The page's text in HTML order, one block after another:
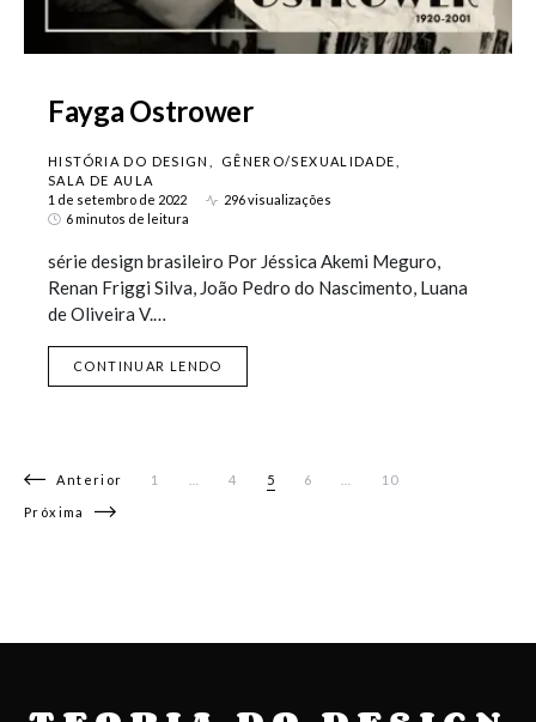
Fayga Ostrower
HISTÓRIA DO DESIGN
GÊNERO/SEXUALIDADE
SALA DE AULA
1 de setembro de 2022
296 visualizações
6 minutos de leitura
série design brasileiro Por Jéssica Akemi Meguro,
Renan Friggi Silva, João Pedro do Nascimento, Luana
de Oliveira V.…
CONTINUAR LENDO
Navegação por posts
Anterior 1 4 5 6 10
Próxima